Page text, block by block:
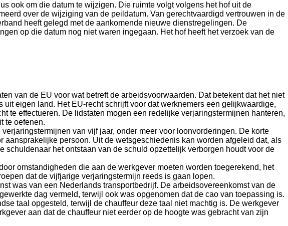
ook om die datum te wijzigen. Die ruimte volgt volgens het hof uit de
over de wijziging van de peildatum. Van gerechtvaardigd vertrouwen in de
heeft gelegd met de aankomende nieuwe dienstregelingen. De
op die datum nog niet waren ingegaan. Het hof heeft het verzoek van de
van de EU voor wat betreft de arbeidsvoorwaarden. Dat betekent dat het niet
eigen land. Het EU-recht schrijft voor dat werknemers een gelijkwaardige,
te effectueren. De lidstaten mogen een redelijke verjaringstermijnen hanteren,
te oefenen.
van vijf jaar, onder meer voor loonvorderingen. De korte
persoon. Uit de wetsgeschiedenis kan worden afgeleid dat, als
het ontstaan van de schuld opzettelijk verborgen houdt voor de
omstandigheden die aan de werkgever moeten worden toegerekend, het
dat de vijfjarige verjaringstermijn reeds is gaan lopen.
was van een Nederlands transportbedrijf. De arbeidsovereenkomst van de
dag vermeld, terwijl ook was opgenomen dat de cao van toepassing is.
taal opgesteld, terwijl de chauffeur deze taal niet machtig is. De werkgever
aan dat de chauffeur niet eerder op de hoogte was gebracht van zijn